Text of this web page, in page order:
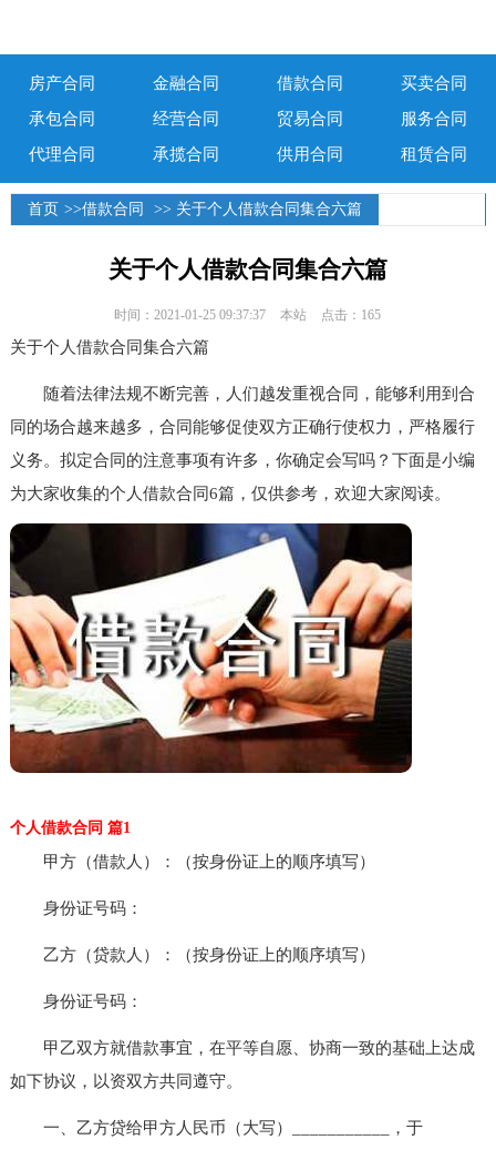
房产合同 金融合同 借款合同
买卖合同
承包合同
经营合同 贸易合同
服务合同
代理合同
承揽合同 供用合同 租赁合同
首页 >>借款合同 >> 关于个人借款合同集合六篇
关于个人借款合同集合六篇
时间：2021-01-25 09:37:37 本站 点击：165
关于个人借款合同集合六篇
随着法律法规不断完善，人们越发重视合同，能够利用到合
同的场合越来越多，合同能够促使双方正确行使权力，严格履行
义务。拟定合同的注意事项有许多，你确定会写吗？下面是小编
为大家收集的个人借款合同6篇，仅供参考，欢迎大家阅读。
个人借款合同 篇1
甲方（借款人）：（按身份证上的顺序填写）
身份证号码：
乙方（贷款人）：（按身份证上的顺序填写）
身份证号码：
甲乙双方就借款事宜，在平等自愿、协商一致的基础上达成
如下协议，以资双方共同遵守。
一、乙方贷给甲方人民币（大写）___________，于